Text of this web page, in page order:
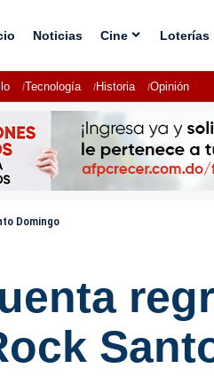
Noticias Cine Loterías
Tecnología Historia Opinión
Domingo